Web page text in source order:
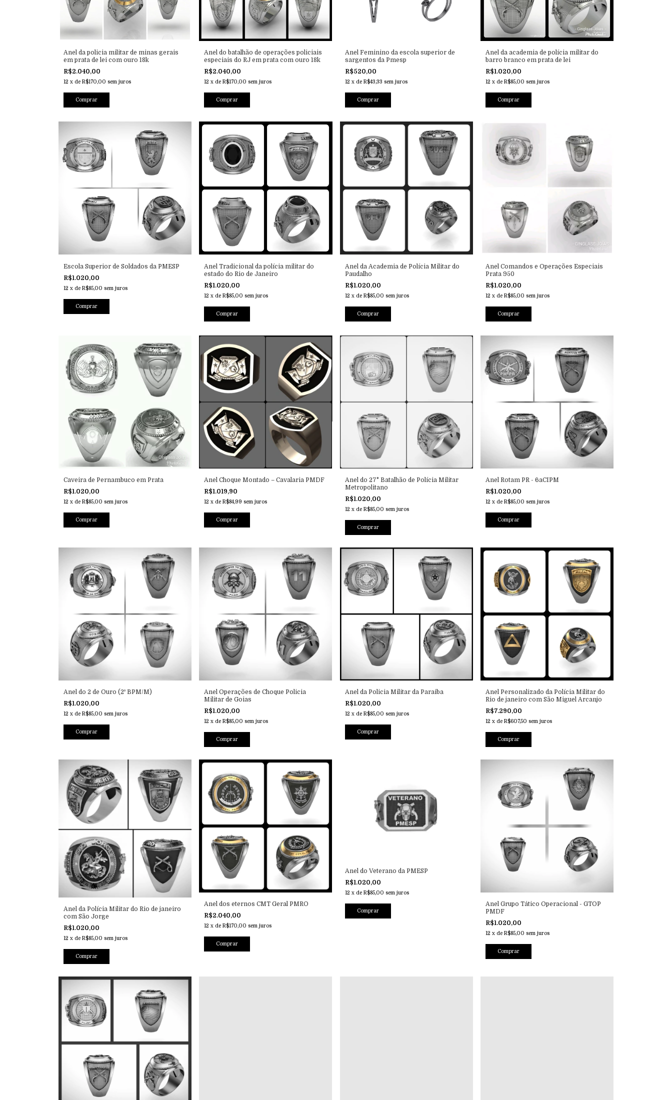
Anel da policia militar de minas gerais
em prata de lei com ouro 18k
R$2.040,00
12 x de R$170,00 sem juros
Comprar
Anel do batalhão de operações policiais
especiais do RJ em prata com ouro 18k
R$2.040,00
12 x deR$170,00 sem juros
Anel Feminino da escola superior de
sargentos da Pmesp
R$520,00
12 x de R$43,33 sem juros
Comprar
Anel da academia de polícia militar do
barro branco em prata de lei
R$1.020,00
12 x de R$85,00 sem juros
Comprar
Escola Superior de Soldados da PMESP
R$1.020,00
12 x de R$85,00 sem juros
Comprar
Anel Tradicional da polícia militar do
estado do Rio de Janeiro
R$1.020,00
12 x deR$85,00 sem juros
Comprar
Anel da Academia de Polícia Militar do
Paudalho
R$1.020,00
12 x de R$85,00 sem juros
Comprar
Anel Comandos e Operações Especiais
Prata 950
R$1.020,00
12 x de R$85,00 sem juros
Caveira de Pernambuco em Prata
R$1.020,00
12 x de R$85,00 sem juros
Anel Choque Montado – Cavalaria PMDF
R$1.019,90
12 x deR$84,99 sem juros
Comprar
Anel do 27° Batalhão de Polícia Militar
Metropolitano
R$1.020,00
12 x de R$85,00 sem juros
Comprar
Anel Rotam PR - 6aCIPM
R$1.020,00
12 x de R$85,00 sem juros
Comprar
Anel do 2 de Ouro (2º BPM/M)
R$1.020,00
12 x de R$85,00 sem juros
Comprar
Anel Operações de Choque Policia
Militar de Goias
R$1.020,00
12 x deR$85,00 sem juros
Comprar
Anel da Policia Militar da Paraiba
R$1.020,00
12 x de R$85,00 sem juros
Comprar
Anel Personalizado da Polícia Militar do
Rio de janeiro com São Miguel Arcanjo
R$7.290,00
12 x de R$607,50 sem juros
Comprar
Anel da Polícia Militar do Rio de janeiro
com São Jorge
R$1.020,00
12 x de R$85,00 sem juros
Comprar
Anel dos eternos CMT Geral PMRO
R$2.040,00
12 x deR$170,00 sem juros
Comprar
Anel do Veterano da PMESP
R$1.020,00
12 x de R$85,00 sem juros
Comprar
Anel Grupo Tático Operacional - GTOP
PMDF
R$1.020,00
12 x de R$85,00 sem juros
Comprar